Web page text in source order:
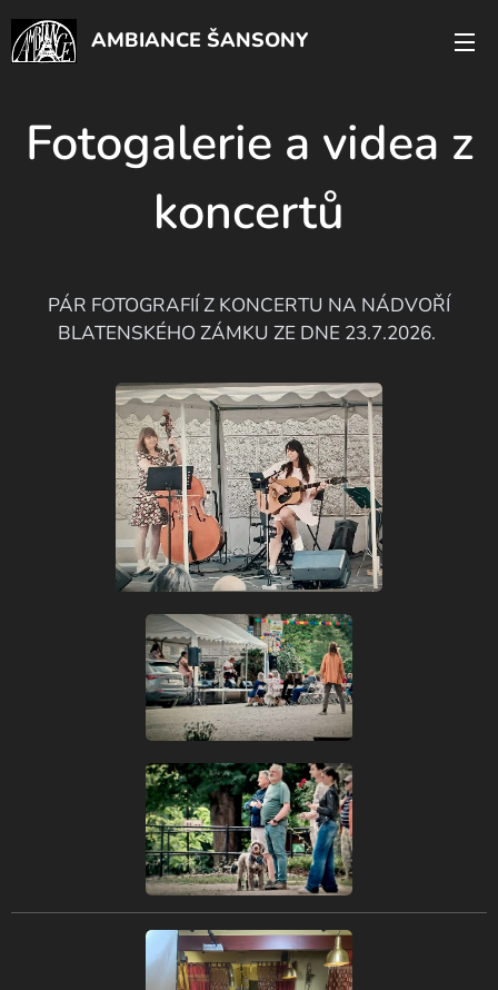
AMBIANCE ŠANSONY
Fotogalerie a videa z
koncertů
PÁR FOTOGRAFIÍ Z KONCERTU NA NÁDVOŘÍ
BLATENSKÉHO ZÁMKU ZE DNE 23.7.2026.